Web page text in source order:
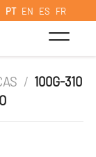
PT EN ES FR
/ 100G-310